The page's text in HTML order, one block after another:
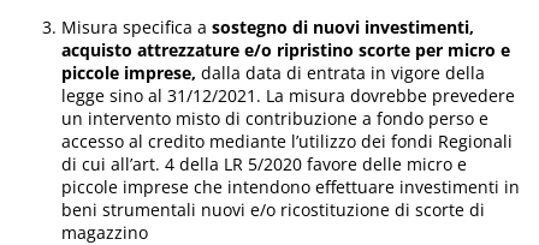
Misura specifica asostegno di nuovi investimenti,
acquisto attrezzature e/o ripristino scorte per micro e
piccole imprese, dalla data di entrata in vigore della
legge sino al 31/12/2021. La misura dovrebbe prevedere
un intervento misto di contribuzione a fondo perso e
accesso al credito mediante l’utilizzo dei fondi Regionali
di cui all’art. 4 della LR 5/2020 favore delle micro e
piccole imprese che intendono effettuare investimenti in
beni strumentali nuovi e/o ricostituzione di scorte di
magazzino